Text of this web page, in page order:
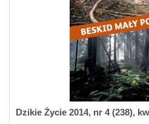
Dzikie Życie 2014, nr 4 (238),